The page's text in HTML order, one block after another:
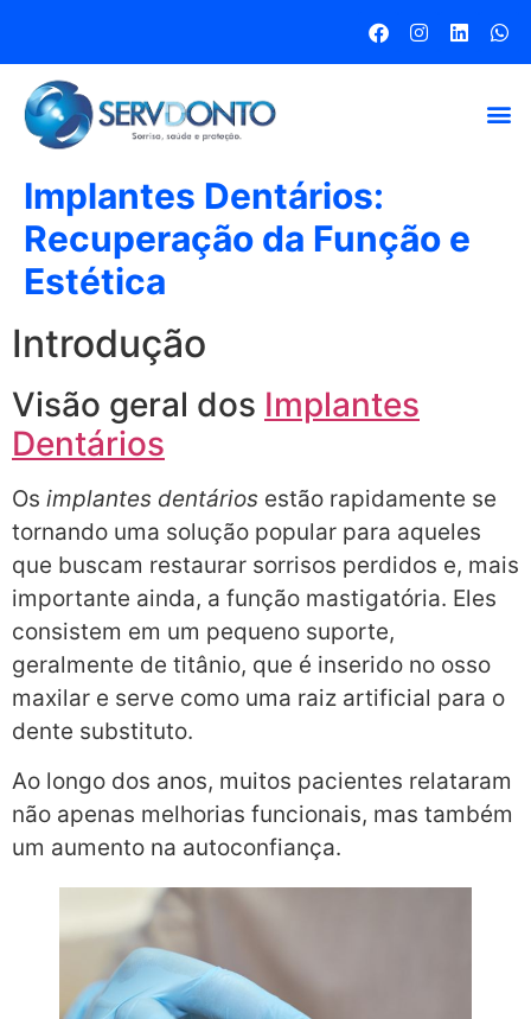
Implantes Dentários:
Recuperação da Função e
Estética
Introdução
Visão geral dos Implantes
Dentários
Os implantes dentários estão rapidamente se
tornando uma solução popular para aqueles
que buscam restaurar sorrisos perdidos e, mais
importante ainda, a função mastigatória. Eles
consistem em um pequeno suporte,
geralmente de titânio, que é inserido no osso
maxilar e serve como uma raiz artificial para o
dente substituto.
Ao longo dos anos, muitos pacientes relataram
não apenas melhorias funcionais, mas também
um aumento na autoconfiança.